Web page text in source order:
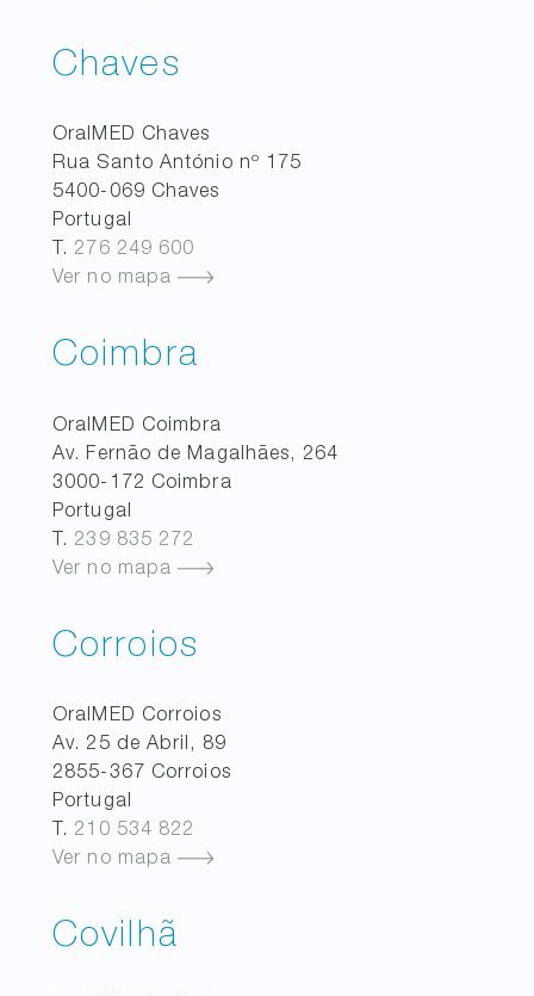
Chaves
OralMED Chaves
Rua Santo António nº 175
5400-069 Chaves
Portugal
T. 276 249 600
Ver no mapa
Coimbra
OralMED Coimbra
Av. Fernão de Magalhães, 264
3000-172 Coimbra
Portugal
T. 239 835 272
Ver no mapa
Corroios
OralMED Corroios
Av. 25 de Abril, 89
2855-367 Corroios
Portugal
T. 210 534 822
Ver no mapa
Covilhã